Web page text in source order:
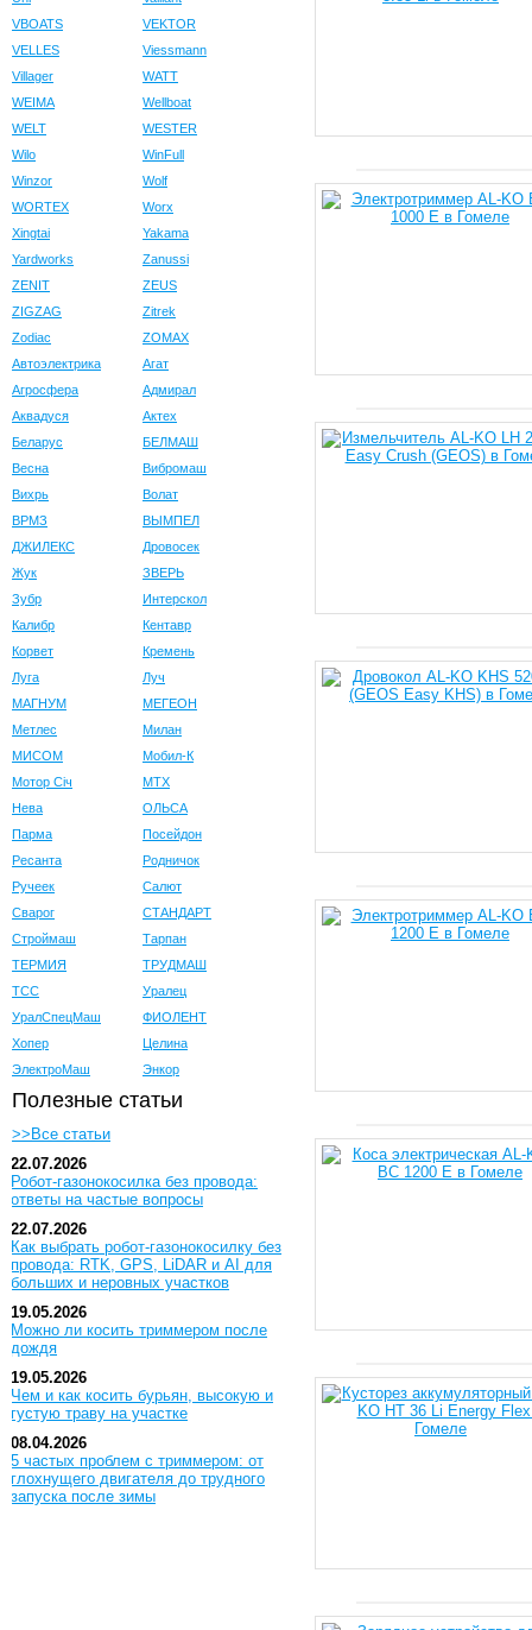
VBOATS
VEKTOR
VELLES
Viessmann
Villager
WATT
WEIMA
Wellboat
WELT
WESTER
Wilo
WinFull
Winzor
Wolf
WORTEX
Worx
Xingtai
Yakama
Yardworks
Zanussi
ZENIT
ZEUS
ZIGZAG
Zitrek
Zodiac
ZOMAX
Автоэлектрика
Агат
Агросфера
Адмирал
Аквадуся
Актех
Беларус
БЕЛМАШ
Весна
Вибромаш
Вихрь
Волат
ВРМЗ
ВЫМПЕЛ
ДЖИЛЕКС
Дровосек
Жук
ЗВЕРЬ
Зубр
Интерскол
Калибр
Кентавр
Корвет
Кремень
Луга
Луч
МАГНУМ
МЕГЕОН
Метлес
Милан
МИСОМ
Мобил-К
Мотор Сiч
МТХ
Нева
ОЛЬСА
Парма
Посейдон
Ресанта
Родничок
Ручеек
Салют
Сварог
СТАНДАРТ
Строймаш
Тарпан
ТЕРМИЯ
ТРУДМАШ
ТСС
Уралец
УралСпецМаш
ФИОЛЕНТ
Хопер
Целина
ЭлектроМаш
Энкор
Полезные статьи
>>Все статьи
22.07.2026
Робот-газонокосилка без провода:
ответы на частые вопросы
22.07.2026
Как выбрать робот-газонокосилку без
провода: RTK, GPS, LiDAR и AI для
больших и неровных участков
19.05.2026
Можно ли косить триммером после
дождя
19.05.2026
Чем и как косить бурьян, высокую и
густую траву на участке
08.04.2026
5 частых проблем с триммером: от
глохнущего двигателя до трудного
запуска после зимы